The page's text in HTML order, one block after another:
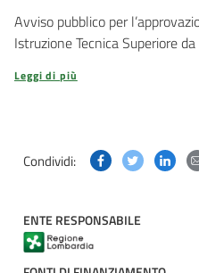
Avviso pubblico per
Istruzione Tecnica Superiore
Leggi di più
Condividi: Condividi
ENTE RESPONSABILE